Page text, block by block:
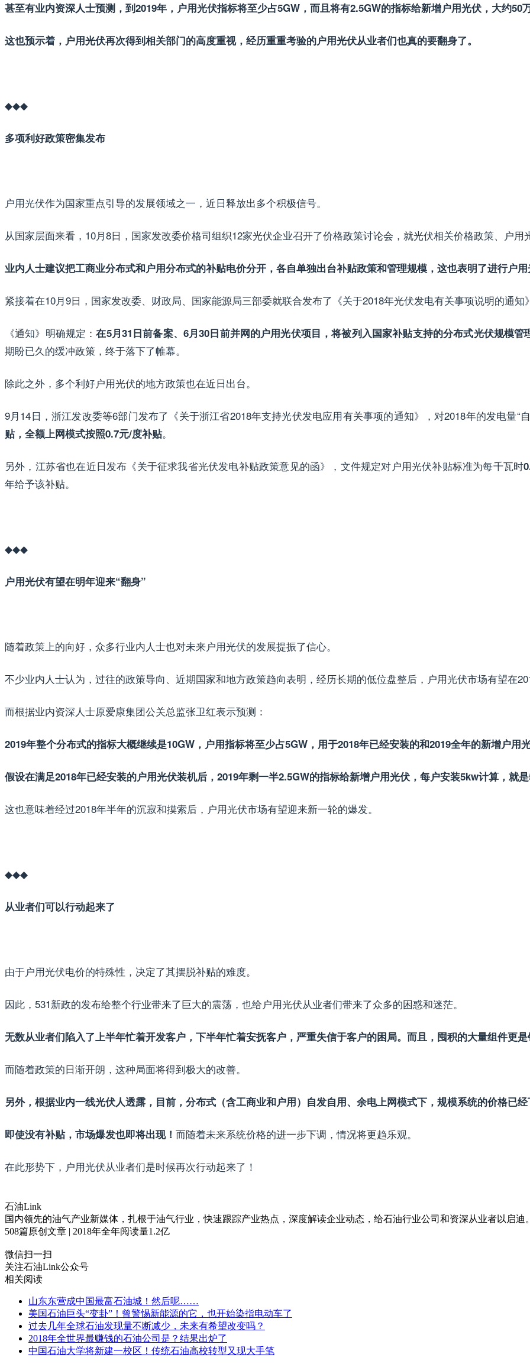
甚至有业内资深人士预测，到2019年，户用光伏指标将至少占5GW，而且将有2.5GW的指标给新增户用光伏，大约50万
这也预示着，户用光伏再次得到相关部门的高度重视，经历重重考验的户用光伏从业者们也真的要翻身了。
◆◆◆
多项利好政策密集发布
户用光伏作为国家重点引导的发展领域之一，近日释放出多个积极信号。
从国家层面来看，10月8日，国家发改委价格司组织12家光伏企业召开了价格政策讨论会，就光伏相关价格政策、户用
业内人士建议把工商业分布式和户用分布式的补贴电价分开，各自单独出台补贴政策和管理规模，这也表明了进行户用
紧接着在10月9日，国家发改委、财政局、国家能源局三部委就联合发布了《关于2018年光伏发电有关事项说明的通知
《通知》明确规定：在5月31日前备案、6月30日前并网的户用光伏项目，将被列入国家补贴支持的分布式光伏规模
期盼已久的缓冲政策，终于落下了帷幕。
除此之外，多个利好户用光伏的地方政策也在近日出台。
9月14日，浙江发改委等6部门发布了《关于浙江省2018年支持光伏发电应用有关事项的通知》，对2018年的发电量“
贴，全额上网模式按照0.7元/度补贴。
另外，江苏省也在近日发布《关于征求我省光伏发电补贴政策意见的函》，文件规定对户用光伏补贴标准为每千瓦时
年给予该补贴。
◆◆◆
户用光伏有望在明年迎来“翻身”
随着政策上的向好，众多行业内人士也对未来户用光伏的发展提振了信心。
不少业内人士认为，过往的政策导向、近期国家和地方政策趋向表明，经历长期的低位盘整后，户用光伏市场有望在
而根据业内资深人士原爱康集团公关总监张卫红表示预测：
2019年整个分布式的指标大概继续是10GW，户用指标将至少占5GW，用于2018年已经安装的和2019全年的新增户用光
假设在满足2018年已经安装的户用光伏装机后，2019年剩一半2.5GW的指标给新增户用光伏，每户安装5kw计算，就是
这也意味着经过2018年半年的沉寂和摸索后，户用光伏市场有望迎来新一轮的爆发。
◆◆◆
从业者们可以行动起来了
由于户用光伏电价的特殊性，决定了其摆脱补贴的难度。
因此，531新政的发布给整个行业带来了巨大的震荡，也给户用光伏从业者们带来了众多的困惑和迷茫。
无数从业者们陷入了上半年忙着开发客户，下半年忙着安抚客户，严重失信于客户的困局。而且，囤积的大量组件更是
而随着政策的日渐开朗，这种局面将得到极大的改善。
另外，根据业内一线光伏人透露，目前，分布式（含工商业和户用）自发自用、余电上网模式下，规模系统的价格已经
即使没有补贴，市场爆发也即将出现！ 而随着未来系统价格的进一步下调，情况将更趋乐观。
在此形势下，户用光伏从业者们是时候再次行动起来了！
石油Link
国内领先的油气产业新媒体，扎根于油气行业，快速跟踪产业热点，深度解读企业动态，给石油行业公司和资深从业者以启迪。
508篇原创文章 | 2018年全年阅读量1.2亿
微信扫一扫
关注石油Link公众号
相关阅读
山东东营成中国最富石油城！然后呢……
美国石油巨头“变卦”！曾警惕新能源的它，也开始染指电动车了
过去几年全球石油发现量不断减少，未来有希望改变吗？
2018年全世界最赚钱的石油公司是？结果出炉了
中国石油大学将新建一校区！传统石油高校转型又现大手笔